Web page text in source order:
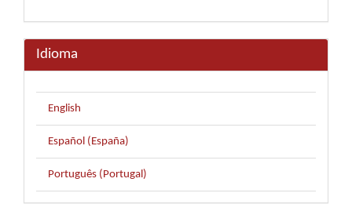
Idioma
English
Español (España)
Português (Portugal)